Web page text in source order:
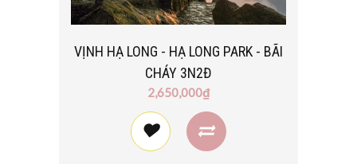
VỊNH HẠ LONG - HẠ LONG PARK - BÃI
CHÁY 3N2Đ
2,650,000₫